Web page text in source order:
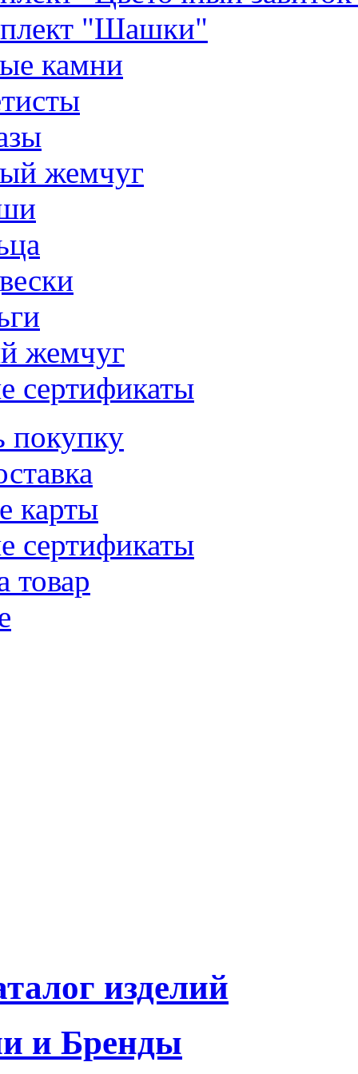
"Шашки"
камни
жемчуг
жемчуг
сертификаты
покупку
карты
сертификаты
товар
изделий
и Бренды